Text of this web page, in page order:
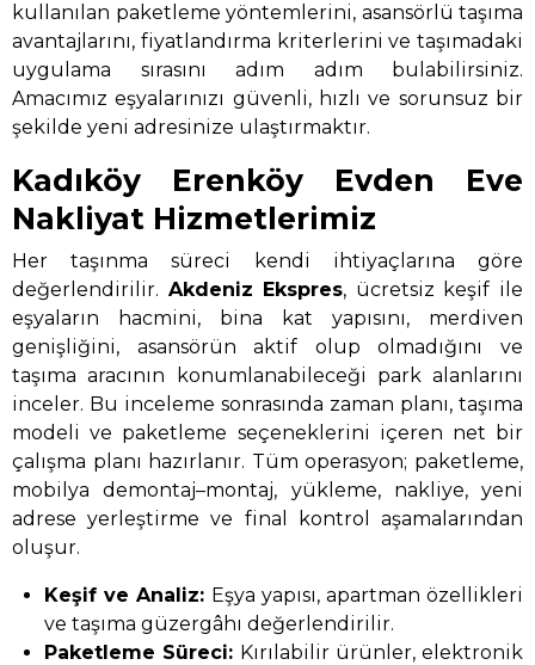
kullanılan paketleme yöntemlerini, asansörlü taşıma
avantajlarını, fiyatlandırma kriterlerini ve taşımadaki
uygulama sırasını adım adım bulabilirsiniz.
Amacımız eşyalarınızı güvenli, hızlı ve sorunsuz bir
şekilde yeni adresinize ulaştırmaktır.
Kadıköy Erenköy Evden Eve
Nakliyat Hizmetlerimiz
Her taşınma süreci kendi ihtiyaçlarına göre
değerlendirilir. Akdeniz Ekspres, ücretsiz keşif ile
eşyaların hacmini, bina kat yapısını, merdiven
genişliğini, asansörün aktif olup olmadığını ve
taşıma aracının konumlanabileceği park alanlarını
inceler. Bu inceleme sonrasında zaman planı, taşıma
modeli ve paketleme seçeneklerini içeren net bir
çalışma planı hazırlanır. Tüm operasyon; paketleme,
mobilya demontaj–montaj, yükleme, nakliye, yeni
adrese yerleştirme ve final kontrol aşamalarından
oluşur.
Keşif ve Analiz: Eşya yapısı, apartman özellikleri
ve taşıma güzergâhı değerlendirilir.
Paketleme Süreci: Kırılabilir ürünler, elektronik